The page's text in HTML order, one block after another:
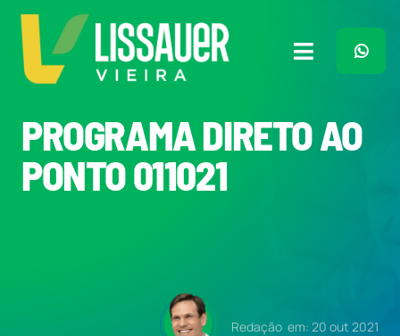
para
conteúdo
Toggle
Plano de Governo
PROGRAMA DIRETO AO
PONTO 011021
Redação em: 20 out 2021